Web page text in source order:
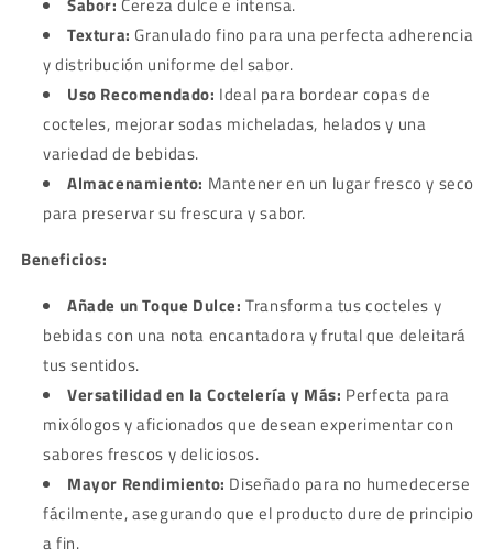
Sabor: Cereza dulce e intensa.
Textura: Granulado fino para una perfecta adherencia
y distribución uniforme del sabor.
Uso Recomendado: Ideal para bordear copas de
cocteles, mejorar sodas micheladas, helados y una
variedad de bebidas.
Almacenamiento: Mantener en un lugar fresco y seco
para preservar su frescura y sabor.
Beneficios:
Añade un Toque Dulce: Transforma tus cocteles y
bebidas con una nota encantadora y frutal que deleitará
tus sentidos.
Versatilidad en la Coctelería y Más: Perfecta para
mixólogos y aficionados que desean experimentar con
sabores frescos y deliciosos.
Mayor Rendimiento: Diseñado para no humedecerse
fácilmente, asegurando que el producto dure de principio
a fin.